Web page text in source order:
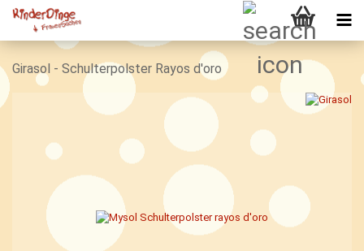
Girasol - Schulterpolster Rayos d'oro